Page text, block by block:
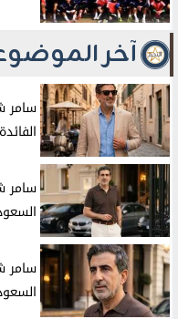
آخر
سامر
سامر
سامر